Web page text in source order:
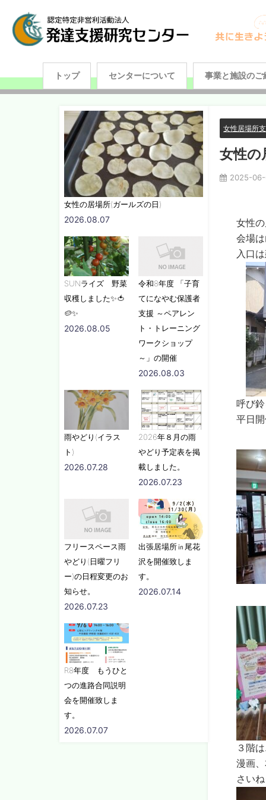
トップ センターについて 事業と施設のご
女性居場所
女性の
2025-
女性
会場
入口
呼び
平日
３階
漫画
さい
女性の居場所(ガールズの日)
2026.08.07
SUNライズ 野菜
収穫しました✨🍅
🥔✨
2026.08.05
令和8年度 「子育
てになやむ保護者
支援 ～ペアレン
ト・トレーニング
ワークショップ
～」の開催
2026.08.03
雨やどり(イラス
ト)
2026.07.28
2026年８月の雨
やどり予定表を掲
載しました。
2026.07.23
フリースペース雨
やどり(日曜フリ
ー)の日程変更のお
知らせ。
2026.07.23
出張居場所㏌尾花
沢を開催致しま
す。
2026.07.14
R8年度 もうひと
つの進路合同説明
会を開催致しま
す。
2026.07.07